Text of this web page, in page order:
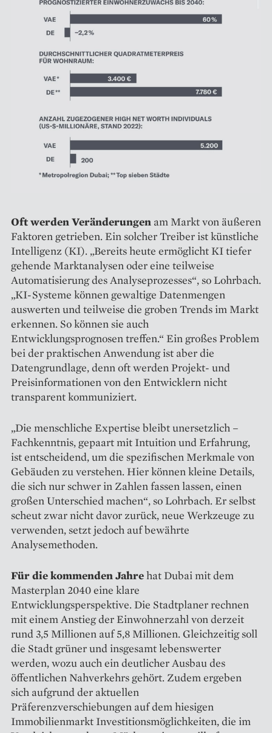
Oft werden Veränderungen am Markt von äußeren
Faktoren getrieben. Ein solcher Treiber ist künstliche
Intelligenz (KI). „Bereits heute ermöglicht KI tiefer
gehende Marktanalysen oder eine teilweise
Automatisierung des Analyseprozesses“, so Lohrbach.
„KI-Systeme können gewaltige Datenmengen
auswerten und teilweise die groben Trends im Markt
erkennen. So können sie auch
Entwicklungsprognosen treffen.“ Ein großes Problem
bei der praktischen Anwendung ist aber die
Datengrundlage, denn oft werden Projekt- und
Preisinformationen von den Entwicklern nicht
transparent kommuniziert.
„Die menschliche Expertise bleibt unersetzlich –
Fachkenntnis, gepaart mit Intuition und Erfahrung,
ist entscheidend, um die spezifischen Merkmale von
Gebäuden zu verstehen. Hier können kleine Details,
die sich nur schwer in Zahlen fassen lassen, einen
großen Unterschied machen“, so Lohrbach. Er selbst
scheut zwar nicht davor zurück, neue Werkzeuge zu
verwenden, setzt jedoch auf bewährte
Analysemethoden.
Für die kommenden Jahrehat Dubai mit dem
Masterplan 2040 eine klare
Entwicklungsperspektive. Die Stadtplaner rechnen
mit einem Anstieg der Einwohnerzahl von derzeit
rund 3,5 Millionen auf 5,8 Millionen. Gleichzeitig soll
die Stadt grüner und insgesamt lebenswerter
werden, wozu auch ein deutlicher Ausbau des
öffentlichen Nahverkehrs gehört. Zudem ergeben
sich aufgrund der aktuellen
Präferenzverschiebungen auf dem hiesigen
Immobilienmarkt Investitionsmöglichkeiten, die im